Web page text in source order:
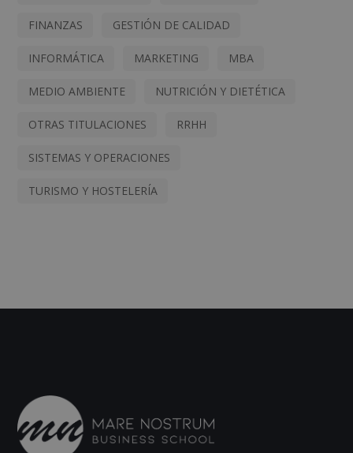
FINANZAS GESTIÓN DE CALIDAD
INFORMÁTICA MARKETING MBA
MEDIO AMBIENTE NUTRICIÓN Y DIETÉTICA
OTRAS TITULACIONES RRHH
SISTEMAS Y OPERACIONES
TURISMO Y HOSTELERÍA